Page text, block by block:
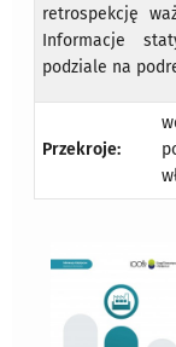
retrospekcję
Informacje
podziale na
Przekroje: